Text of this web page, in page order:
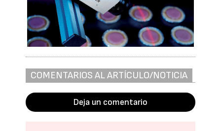
COMENTARIOS AL ARTÍCULO/NOTICIA
Deja un comentario